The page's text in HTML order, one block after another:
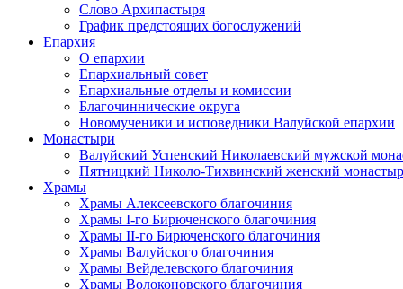
Слово Архипастыря
График предстоящих богослужений
Епархия
О епархии
Епархиальный совет
Епархиальные отделы и комиссии
Благочиннические округа
Новомученики и исповедники Валуйской епархии
Монастыри
Валуйский Успенский Николаевский мужской
Пятницкий Николо-Тихвинский женский
Храмы
Храмы Алексеевского благочиния
Храмы I-го Бирюченского благочиния
Храмы II-го Бирюченского благочиния
Храмы Валуйского благочиния
Храмы Вейделевского благочиния
Храмы Волоконовского благочиния